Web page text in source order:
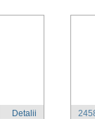
Detalii